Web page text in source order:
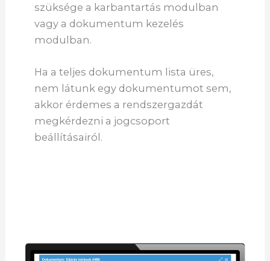
szüksége a karbantartás modulban
vagy a dokumentum kezelés
modulban.
Ha a teljes dokumentum lista üres,
nem látunk egy dokumentumot sem,
akkor érdemes a rendszergazdát
megkérdezni a jogcsoport
beállításairól.